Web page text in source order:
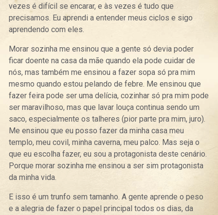
vezes é difícil se encarar, e às vezes é tudo que
precisamos. Eu aprendi a entender meus ciclos e sigo
aprendendo com eles.
Morar sozinha me ensinou que a gente só devia poder
ficar doente na casa da mãe quando ela pode cuidar de
nós, mas também me ensinou a fazer sopa só pra mim
mesmo quando estou pelando de febre. Me ensinou que
fazer feira pode ser uma delícia, cozinhar só pra mim pode
ser maravilhoso, mas que lavar louça continua sendo um
saco, especialmente os talheres (pior parte pra mim, juro).
Me ensinou que eu posso fazer da minha casa meu
templo, meu covil, minha caverna, meu palco. Mas seja o
que eu escolha fazer, eu sou a protagonista deste cenário.
Porque morar sozinha me ensinou a ser sim protagonista
da minha vida.
E isso é um trunfo sem tamanho. A gente aprende o peso
e a alegria de fazer o papel principal todos os dias, da